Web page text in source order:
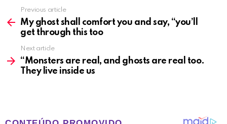
more
Previous article
My ghost shall comfort you and say, “you’ll
get through this too
Next article
“Monsters are real, and ghosts are real too.
They live inside us